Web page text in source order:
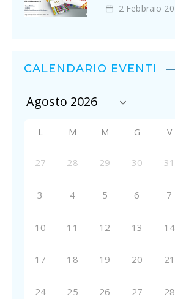
2 Febbraio
CALENDARIO EVENTI
L M M G V
27 28 29 30 31
3 4 5 6 7
10 11 12 13 14
17 18 19 20 21
24 25 26 27 28